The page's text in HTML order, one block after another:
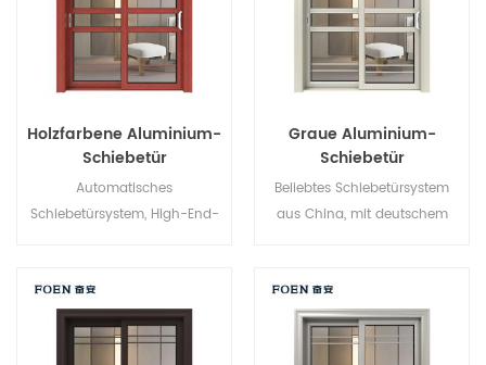
Holzfarbene Aluminium-
Schiebetür
Automatisches
Schiebetürsystem, High-End-
Graue Aluminium-
Schiebetür
Beliebtes Schiebetürsystem
aus China, mit deutschem